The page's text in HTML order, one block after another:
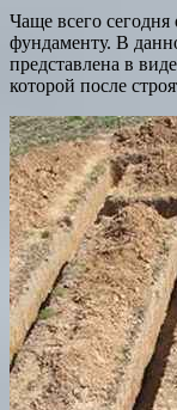
Чаще всего сегодня
фундаменту. В
представлена в
которой после